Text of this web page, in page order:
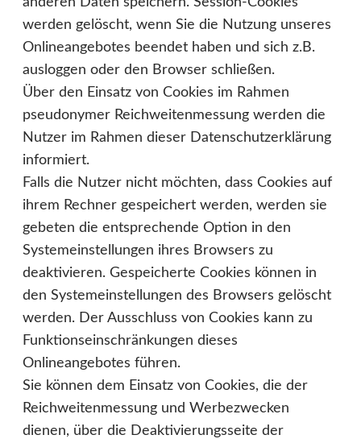
werden gelöscht, wenn Sie die Nutzung unseres
Onlineangebotes beendet haben und sich z.B.
ausloggen oder den Browser schließen.
Über den Einsatz von Cookies im Rahmen
pseudonymer Reichweitenmessung werden die
Nutzer im Rahmen dieser Datenschutzerklärung
informiert.
Falls die Nutzer nicht möchten, dass Cookies auf
ihrem Rechner gespeichert werden, werden sie
gebeten die entsprechende Option in den
Systemeinstellungen ihres Browsers zu
deaktivieren. Gespeicherte Cookies können in
den Systemeinstellungen des Browsers gelöscht
werden. Der Ausschluss von Cookies kann zu
Funktionseinschränkungen dieses
Onlineangebotes führen.
Sie können dem Einsatz von Cookies, die der
Reichweitenmessung und Werbezwecken
dienen, über die Deaktivierungsseite der